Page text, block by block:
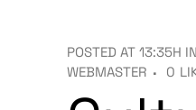
POSTED AT 13:35H IN
WEBMASTER
0